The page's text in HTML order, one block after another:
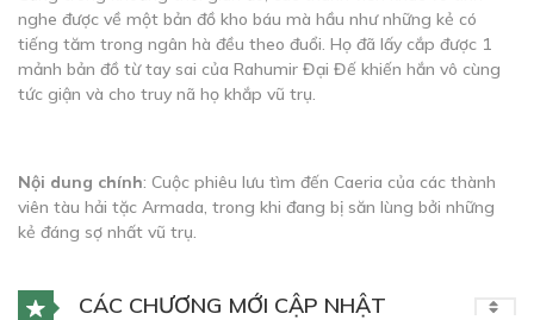
nghe được về một bản đồ kho báu mà hầu như những kẻ có
tiếng tăm trong ngân hà đều theo đuổi. Họ đã lấy cắp được 1
mảnh bản đồ từ tay sai của Rahumir Đại Đế khiến hắn vô cùng
tức giận và cho truy nã họ khắp vũ trụ.
Nội dung chính: Cuộc phiêu lưu tìm đến Caeria của các thành
viên tàu hải tặc Armada, trong khi đang bị săn lùng bởi những
kẻ đáng sợ nhất vũ trụ.
CÁC CHƯƠNG MỚI CẬP NHẬT